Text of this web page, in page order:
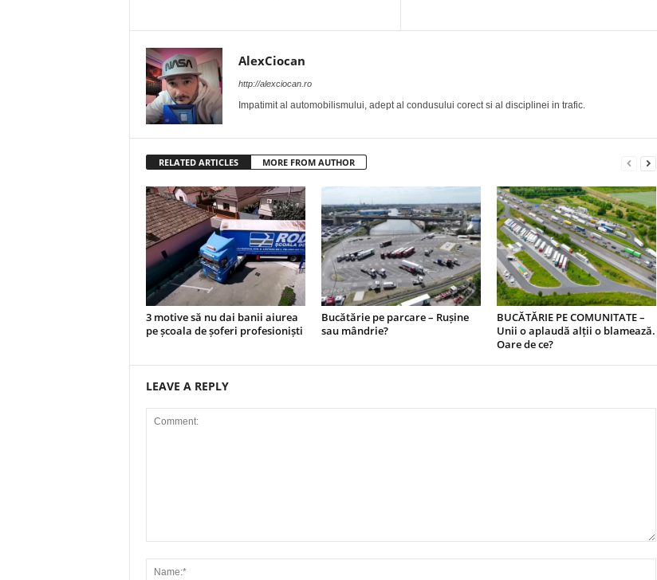
AlexCiocan
http://alexciocan.ro
Impatimit al automobilismului, adept al condusului corect si al disciplinei in trafic.
RELATED ARTICLES MORE FROM AUTHOR
3 motive să nu dai banii aiurea
pe școala de șoferi profesioniști
Bucătărie pe parcare – Rușine
sau mândrie?
BUCĂTĂRIE PE COMUNITATE –
Unii o aplaudă alții o blamează.
Oare de ce?
LEAVE A REPLY